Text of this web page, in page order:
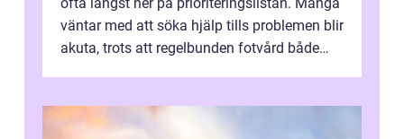
ofta längst ner på prioriteringslistan. Många
väntar med att söka hjälp tills problemen blir
akuta, trots att regelbunden fotvård både